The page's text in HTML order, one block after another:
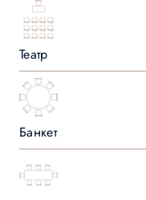
Театр
Банкет